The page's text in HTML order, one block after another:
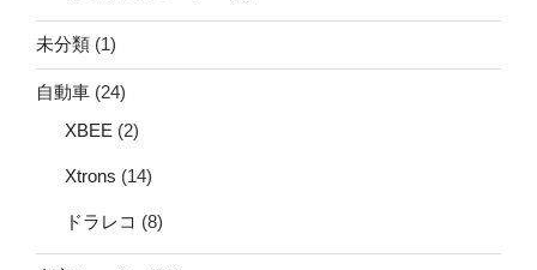
未分類 (1)
自動車 (24)
XBEE (2)
Xtrons (14)
ドラレコ (8)